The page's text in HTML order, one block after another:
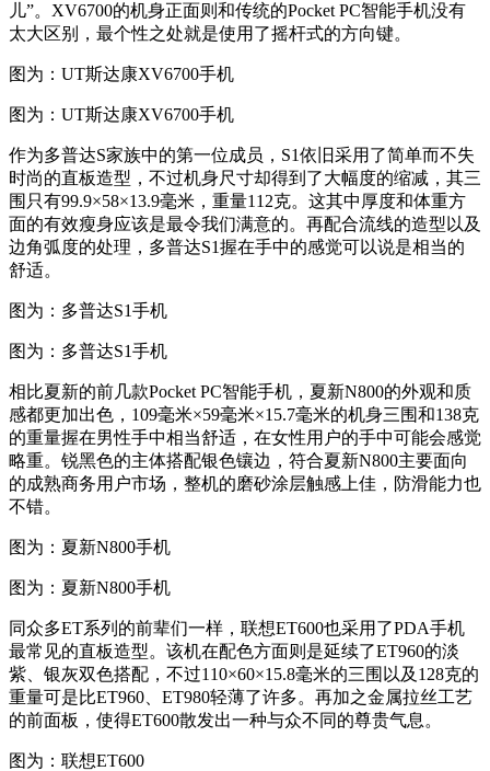
儿”。XV6700的机身正面则和传统的Pocket PC智能手机没有
太大区别，最个性之处就是使用了摇杆式的方向键。
图为：UT斯达康XV6700手机
图为：UT斯达康XV6700手机
作为多普达S家族中的第一位成员，S1依旧采用了简单而不失
时尚的直板造型，不过机身尺寸却得到了大幅度的缩减，其三
围只有99.9×58×13.9毫米，重量112克。这其中厚度和体重方
面的有效瘦身应该是最令我们满意的。再配合流线的造型以及
边角弧度的处理，多普达S1握在手中的感觉可以说是相当的
舒适。
图为：多普达S1手机
图为：多普达S1手机
相比夏新的前几款Pocket PC智能手机，夏新N800的外观和质
感都更加出色，109毫米×59毫米×15.7毫米的机身三围和138克
的重量握在男性手中相当舒适，在女性用户的手中可能会感觉
略重。锐黑色的主体搭配银色镶边，符合夏新N800主要面向
的成熟商务用户市场，整机的磨砂涂层触感上佳，防滑能力也
不错。
图为：夏新N800手机
图为：夏新N800手机
同众多ET系列的前辈们一样，联想ET600也采用了PDA手机
最常见的直板造型。该机在配色方面则是延续了ET960的淡
紫、银灰双色搭配，不过110×60×15.8毫米的三围以及128克的
重量可是比ET960、ET980轻薄了许多。再加之金属拉丝工艺
的前面板，使得ET600散发出一种与众不同的尊贵气息。
图为：联想ET600